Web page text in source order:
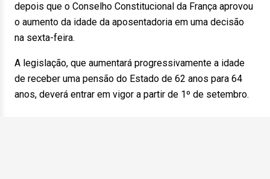
depois que o Conselho Constitucional da França aprovou
o aumento da idade da aposentadoria em uma decisão
na sexta-feira.
A legislação, que aumentará progressivamente a idade
de receber uma pensão do Estado de 62 anos para 64
anos, deverá entrar em vigor a partir de 1º de setembro.